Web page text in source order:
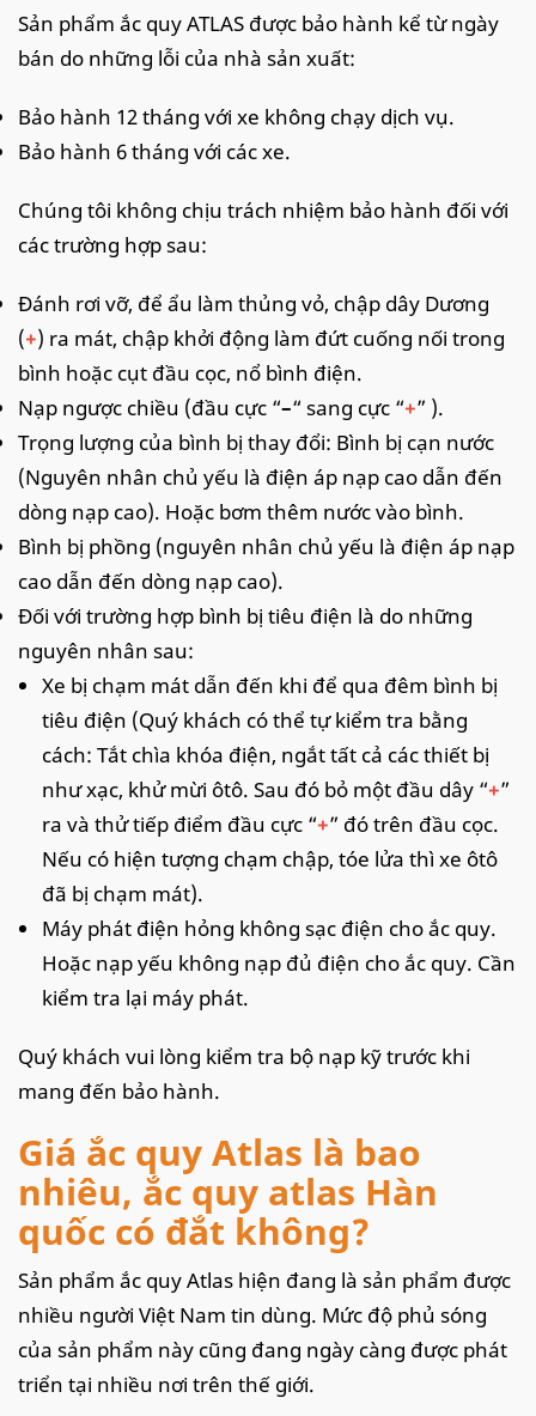
Sản phẩm ắc quy ATLAS được bảo hành kể từ ngày
bán do những lỗi của nhà sản xuất:
Bảo hành 12 tháng với xe không chạy dịch vụ.
Bảo hành 6 tháng với các xe.
Chúng tôi không chịu trách nhiệm bảo hành đối với
các trường hợp sau:
Đánh rơi vỡ, để ẩu làm thủng vỏ, chập dây Dương
(+) ra mát, chập khởi động làm đứt cuống nối trong
bình hoặc cụt đầu cọc, nổ bình điện.
Nạp ngược chiều (đầu cực “–“ sang cực “+” ).
Trọng lượng của bình bị thay đổi: Bình bị cạn nước
(Nguyên nhân chủ yếu là điện áp nạp cao dẫn đến
dòng nạp cao). Hoặc bơm thêm nước vào bình.
Bình bị phồng (nguyên nhân chủ yếu là điện áp nạp
cao dẫn đến dòng nạp cao).
Đối với trường hợp bình bị tiêu điện là do những
nguyên nhân sau:
Xe bị chạm mát dẫn đến khi để qua đêm bình bị
tiêu điện (Quý khách có thể tự kiểm tra bằng
cách: Tắt chìa khóa điện, ngắt tất cả các thiết bị
như xạc, khử mừi ôtô. Sau đó bỏ một đầu dây “+”
ra và thử tiếp điểm đầu cực “+” đó trên đầu cọc.
Nếu có hiện tượng chạm chập, tóe lửa thì xe ôtô
đã bị chạm mát).
Máy phát điện hỏng không sạc điện cho ắc quy.
Hoặc nạp yếu không nạp đủ điện cho ắc quy. Cần
kiểm tra lại máy phát.
Quý khách vui lòng kiểm tra bộ nạp kỹ trước khi
mang đến bảo hành.
Giá ắc quy Atlas là bao
nhiêu, ắc quy atlas Hàn
quốc có đắt không?
Sản phẩm ắc quy Atlas hiện đang là sản phẩm được
nhiều người Việt Nam tin dùng. Mức độ phủ sóng
của sản phẩm này cũng đang ngày càng được phát
triển tại nhiều nơi trên thế giới.